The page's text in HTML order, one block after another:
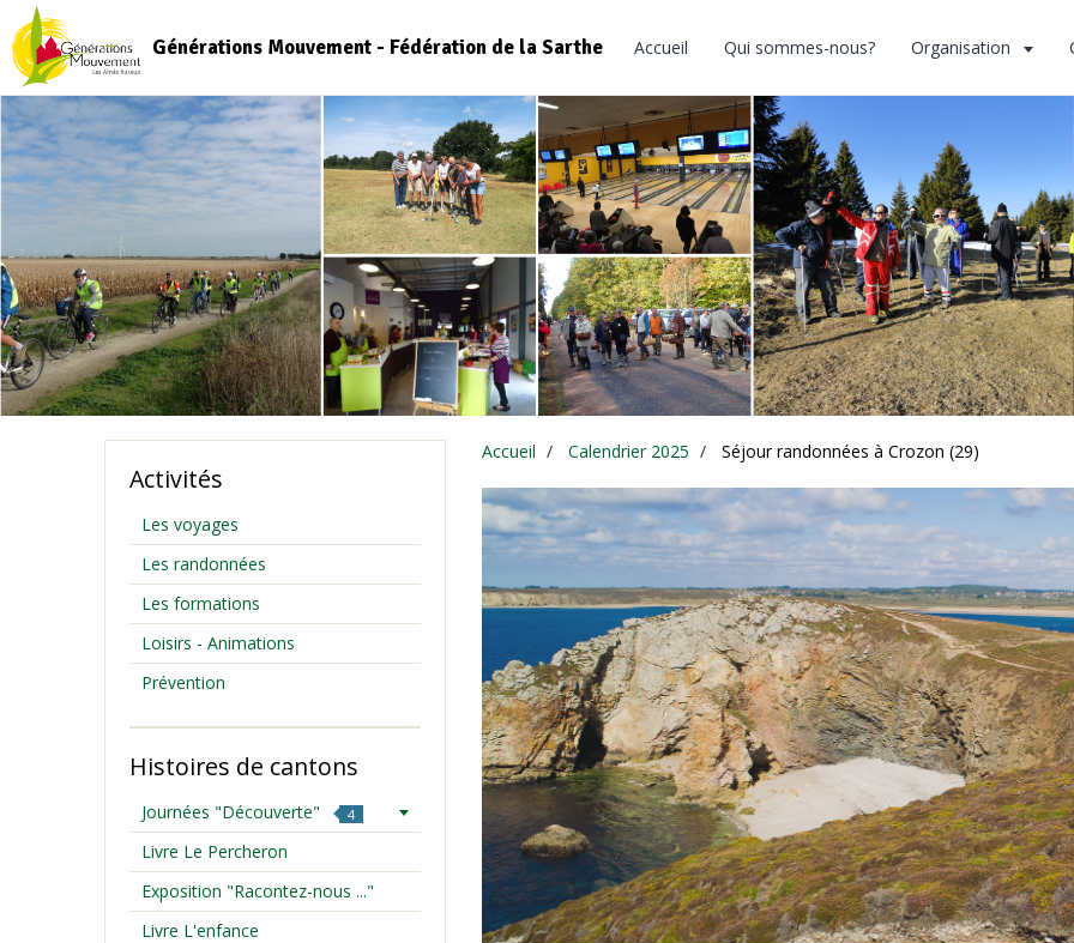
Générations Mouvement - Fédération de la Sarthe Accueil Qui sommes-nous? Organisation
Accueil Calendrier 2025 Séjour randonnées à Crozon (29)
Activités
Les voyages
Les randonnées
Les formations
Loisirs - Animations
Prévention
Histoires de cantons
Journées "Découverte" 4
Livre Le Percheron
Exposition "Racontez-nous ..."
Livre L'enfance